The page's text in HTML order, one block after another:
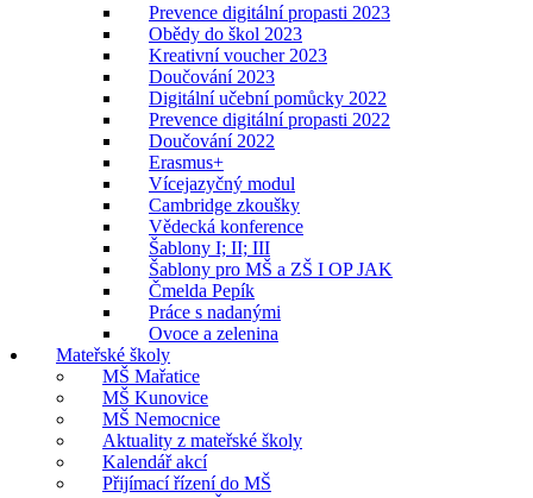
Prevence digitální propasti 2023
Obědy do škol 2023
Kreativní voucher 2023
Doučování 2023
Digitální učební pomůcky 2022
Prevence digitální propasti 2022
Doučování 2022
Erasmus+
Vícejazyčný modul
Cambridge zkoušky
Vědecká konference
Šablony I; II; III
Šablony pro MŠ a ZŠ I OP JAK
Čmelda Pepík
Práce s nadanými
Ovoce a zelenina
Mateřské školy
MŠ Mařatice
MŠ Kunovice
MŠ Nemocnice
Aktuality z mateřské školy
Kalendář akcí
Přijímací řízení do MŠ